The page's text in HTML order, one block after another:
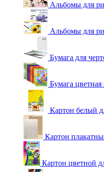
Альбомы для
Альбомы для
Бумага для
Бумага цветная
Картон белый
Картон
Картон цветной